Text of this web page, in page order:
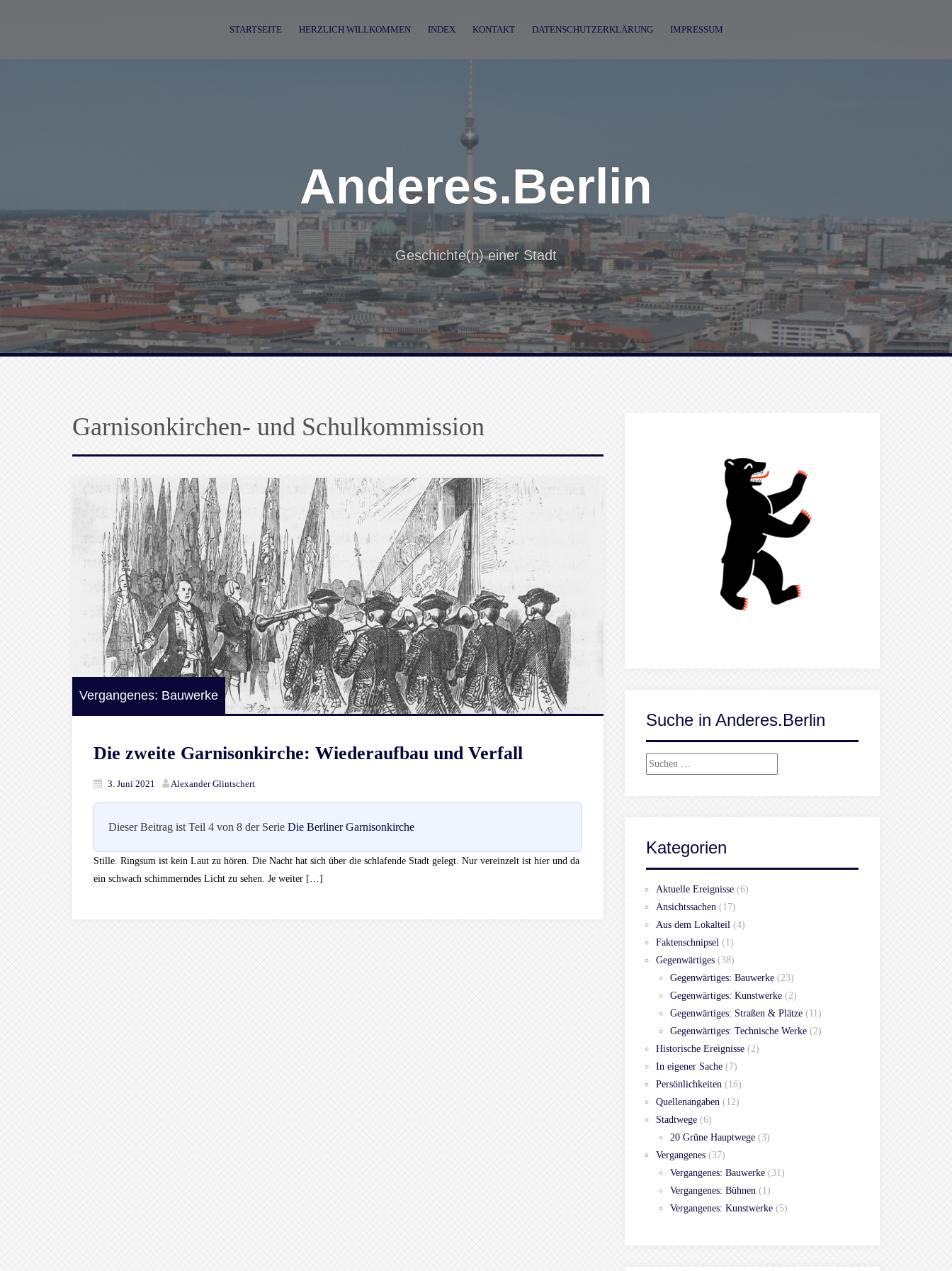
STARTSEITE HERZLICH WILLKOMMEN INDEX KONTAKT DATENSCHUTZERKLÄRUNG IMPRESSUM
Anderes.Berlin
Geschichte(n) einer Stadt
Garnisonkirchen- und Schulkommission
Vergangenes: Bauwerke
Die zweite Garnisonkirche: Wiederaufbau und Verfall
3. Juni 2021 Alexander Glintschert
Dieser Beitrag ist Teil 4 von 8 der Serie Die Berliner Garnisonkirche
Stille. Ringsum ist kein Laut zu hören. Die Nacht hat sich über die schlafende Stadt gelegt. Nur vereinzelt ist hier und da
ein schwach schimmerndes Licht zu sehen. Je weiter […]
Suche in Anderes.Berlin
Suchen
Kategorien
Aktuelle Ereignisse (6)
Ansichtssachen (17)
Aus dem Lokalteil (4)
Faktenschnipsel (1)
Gegenwärtiges (38)
Gegenwärtiges: Bauwerke (23)
Gegenwärtiges: Kunstwerke (2)
Gegenwärtiges: Straßen & Plätze (11)
Gegenwärtiges: Technische Werke (2)
Historische Ereignisse (2)
In eigener Sache (7)
Persönlichkeiten (16)
Quellenangaben (12)
Stadtwege (6)
20 Grüne Hauptwege (3)
Vergangenes (37)
Vergangenes: Bauwerke (31)
Vergangenes: Bühnen (1)
Vergangenes: Kunstwerke (5)